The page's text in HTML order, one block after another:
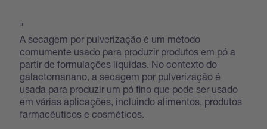
"
A secagem por pulverização é um método
comumente usado para produzir produtos em pó a
partir de formulações líquidas. No contexto do
galactomanano, a secagem por pulverização é
usada para produzir um pó fino que pode ser usado
em várias aplicações, incluindo alimentos, produtos
farmacêuticos e cosméticos.